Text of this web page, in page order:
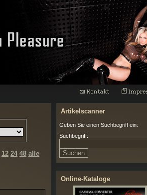
12 24 48 alle
Artikelscanner
Geben Sie einen Suchbegriff ein:
Suchbegriff:
Online-Kataloge